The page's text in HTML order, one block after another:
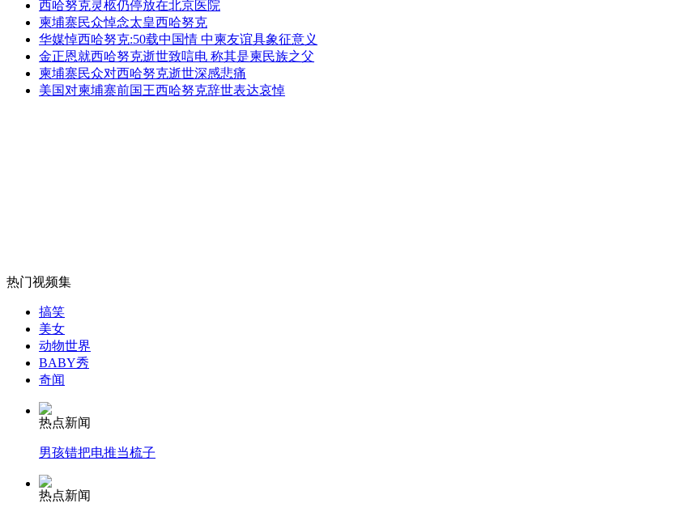
莫言手稿亮相"世纪诺贝尔"珍藏展
实拍黑熊一掌拍碎游览车玻璃
无痛分娩是否安全 医生回应
外交部：反对强权政治霸凌主义
安徽一实载49人客车翻车
西哈努克灵柩仍停放在北京医院
柬埔寨民众悼念太皇西哈努克
华媒悼西哈努克:50载中国情 中柬友谊具象征意义
金正恩就西哈努克逝世致唁电 称其是柬民族之父
柬埔寨民众对西哈努克逝世深感悲痛
美国对柬埔寨前国王西哈努克辞世表达哀悼
热门视频集
搞笑
美女
动物世界
BABY秀
奇闻
热点新闻
男孩错把电推当梳子
热点新闻